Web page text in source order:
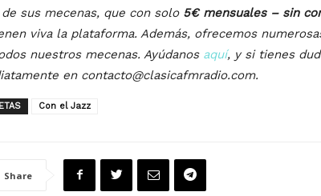
de sus mecenas, que con solo 5€ mensuales – sin
viva la plataforma. Además, ofrecemos
nuestros mecenas. Ayúdanos aquí, y si tienes
en contacto@clasicafmradio.com.
Con el Jazz
Share